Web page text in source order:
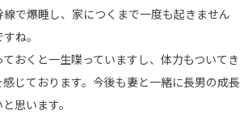
で爆睡し、家につくまで一度も起きません
ね。
おくと一生喋っていますし、体力もついてき
じております。今後も妻と一緒に長男の成長
思います。